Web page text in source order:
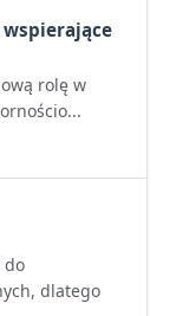
rolę w
do
dlatego